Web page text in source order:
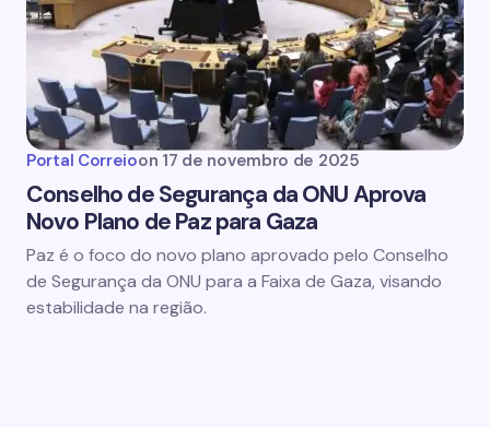
Portal Correioon 17 de novembro de 2025
Conselho de Segurança da ONU Aprova
Novo Plano de Paz para Gaza
Paz é o foco do novo plano aprovado pelo Conselho
de Segurança da ONU para a Faixa de Gaza, visando
estabilidade na região.